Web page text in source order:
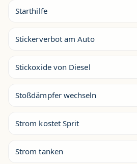
Starthilfe
Stickerverbot am Auto
Stickoxide von Diesel
Stoßdämpfer wechseln
Strom kostet Sprit
Strom tanken